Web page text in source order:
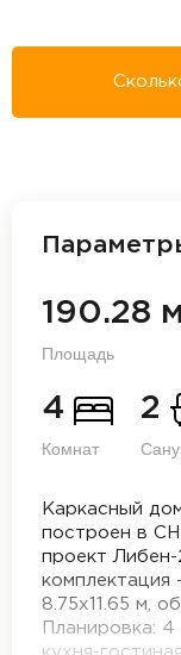
190.28 м
Площадь
4
Комнат
2
Каркасный
построен в
проект Либен-
комплектация
8.75х11.65 м,
Планировка: